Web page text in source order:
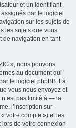
et un identifiant
par le logiciel
sur les sujets de
les sujets que vous
de navigation en tant
», nous pouvons
au document qui
le logiciel phpBB. La
vous nous envoyez et
pas limité à — la
l’inscription sur
votre compte ») et les
de votre connexion